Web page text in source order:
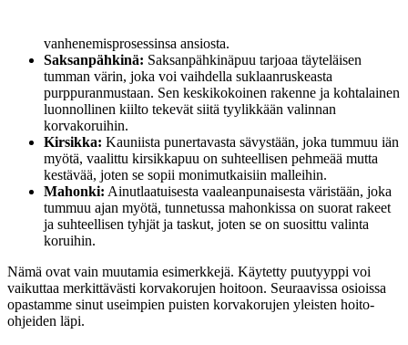
vanhenemisprosessinsa ansiosta.
Saksanpähkinä: Saksanpähkinäpuu tarjoaa täyteläisen
tumman värin, joka voi vaihdella suklaanruskeasta
purppuranmustaan. Sen keskikokoinen rakenne ja kohtalainen
luonnollinen kiilto tekevät siitä tyylikkään valinnan
korvakoruihin.
Kirsikka: Kauniista punertavasta sävystään, joka tummuu iän
myötä, vaalittu kirsikkapuu on suhteellisen pehmeää mutta
kestävää, joten se sopii monimutkaisiin malleihin.
Mahonki: Ainutlaatuisesta vaaleanpunaisesta väristään, joka
tummuu ajan myötä, tunnetussa mahonkissa on suorat rakeet
ja suhteellisen tyhjät ja taskut, joten se on suosittu valinta
koruihin.
Nämä ovat vain muutamia esimerkkejä. Käytetty puutyyppi voi
vaikuttaa merkittävästi korvakorujen hoitoon. Seuraavissa osioissa
opastamme sinut useimpien puisten korvakorujen yleisten hoito-
ohjeiden läpi.